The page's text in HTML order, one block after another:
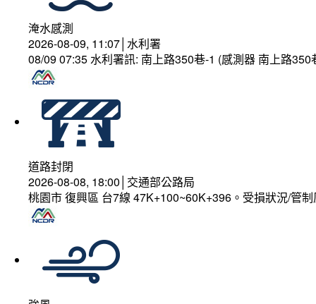
淹水感測
2026-08-09, 11:07│水利署
08/09 07:35 水利署訊: 南上路350巷-1 (感測器 南上路
道路封閉
2026-08-08, 18:00│交通部公路局
桃園市 復興區 台7線 47K+100~60K+396。受損狀況/管